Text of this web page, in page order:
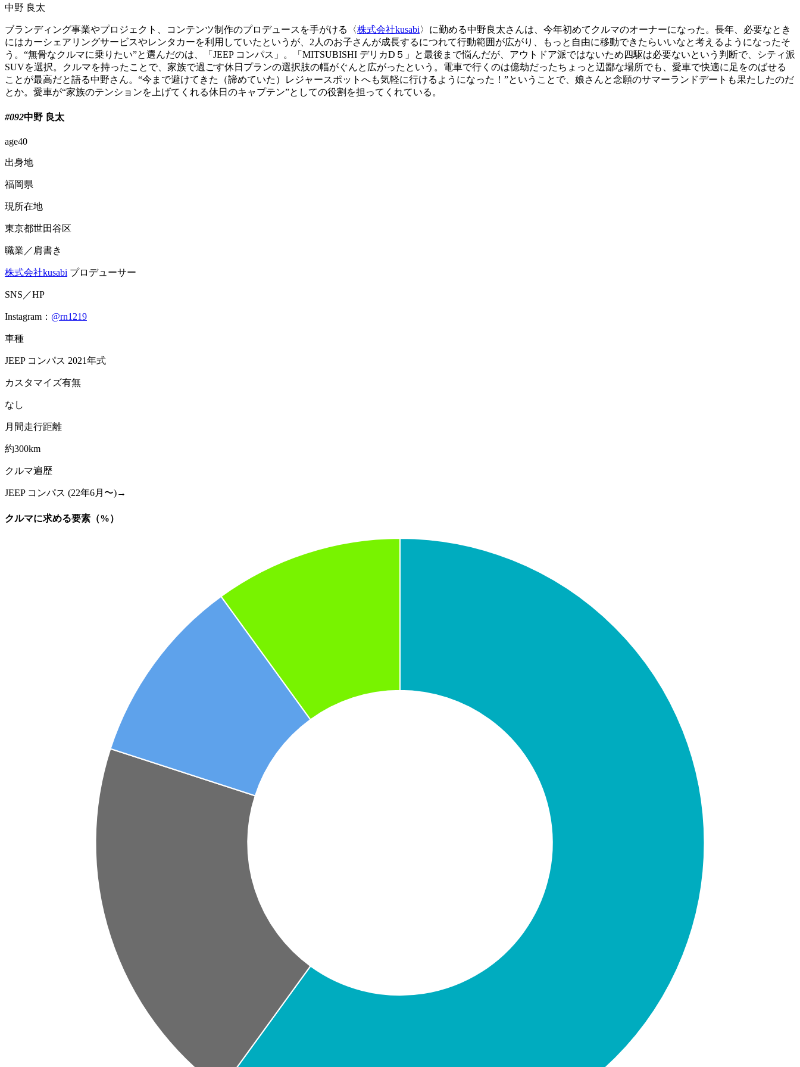
中野 良太
ブランディング事業やプロジェクト、コンテンツ制作のプロデュースを手がける〈株式会社kusabi〉に勤める中野良太さんは、今年初めてクルマのオーナーになった。長年、必要なとき
にはカーシェアリングサービスやレンタカーを利用していたというが、2人のお子さんが成長するにつれて行動範囲が広がり、もっと自由に移動できたらいいなと考えるようになったそ
う。“無骨なクルマに乗りたい”と選んだのは、「JEEP コンパス」。「MITSUBISHI デリカD５」と最後まで悩んだが、アウトドア派ではないため四駆は必要ないという判断で、シティ派
SUVを選択。クルマを持ったことで、家族で過ごす休日プランの選択肢の幅がぐんと広がったという。電車で行くのは億劫だったちょっと辺鄙な場所でも、愛車で快適に足をのばせる
ことが最高だと語る中野さん。“今まで避けてきた（諦めていた）レジャースポットへも気軽に行けるようになった！”ということで、娘さんと念願のサマーランドデートも果たしたのだ
とか。愛車が“家族のテンションを上げてくれる休日のキャプテン”としての役割を担ってくれている。
#092中野 良太
age40
出身地
福岡県
現所在地
東京都世田谷区
職業／肩書き
株式会社kusabi プロデューサー
SNS／HP
Instagram： @rn1219
車種
JEEP コンパス 2021年式
カスタマイズ有無
なし
月間走行距離
約300km
クルマ遍歴
JEEP コンパス (22年6月〜)→
クルマに求める要素（%）